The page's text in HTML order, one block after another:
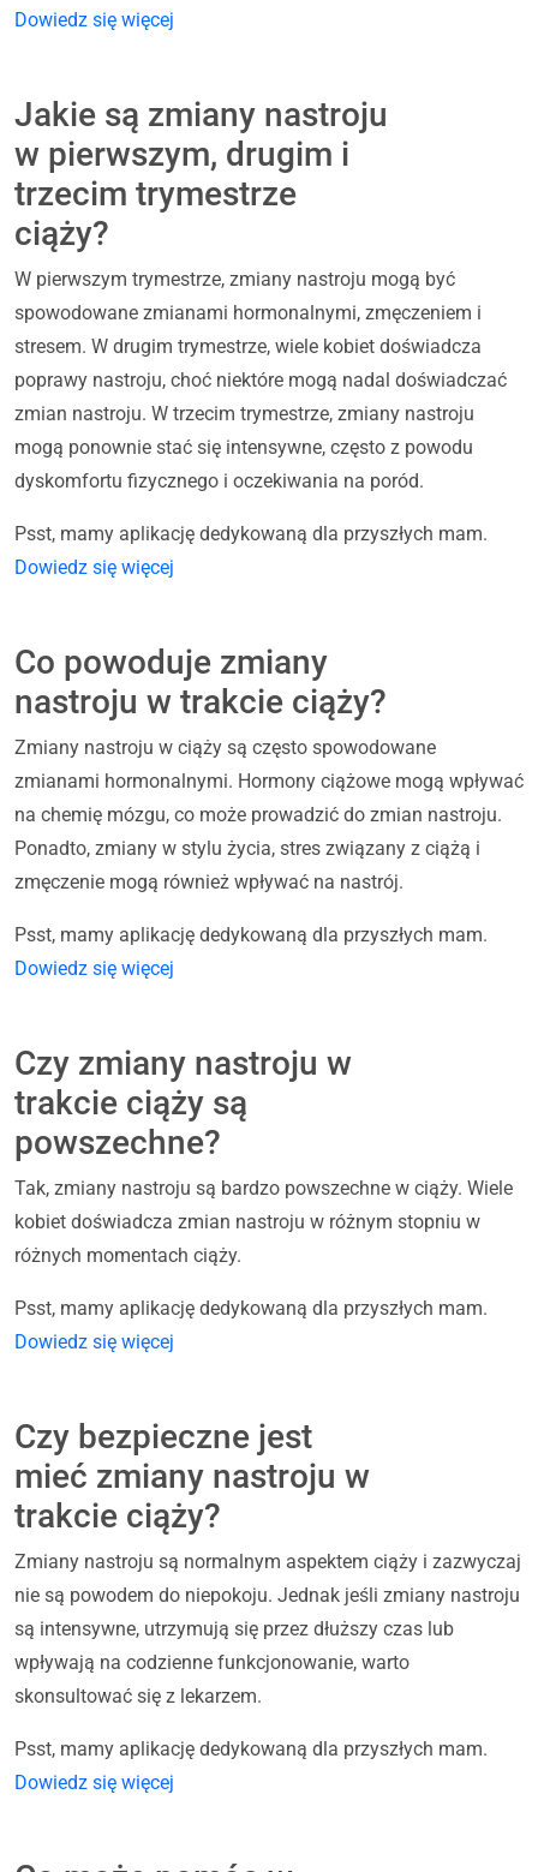
Dowiedz się więcej
Jakie są zmiany nastroju
w pierwszym, drugim i
trzecim trymestrze
ciąży?
W pierwszym trymestrze, zmiany nastroju mogą być
spowodowane zmianami hormonalnymi, zmęczeniem i
stresem. W drugim trymestrze, wiele kobiet doświadcza
poprawy nastroju, choć niektóre mogą nadal doświadczać
zmian nastroju. W trzecim trymestrze, zmiany nastroju
mogą ponownie stać się intensywne, często z powodu
dyskomfortu fizycznego i oczekiwania na poród.
Psst, mamy aplikację dedykowaną dla przyszłych mam.
Dowiedz się więcej
Co powoduje zmiany
nastroju w trakcie ciąży?
Zmiany nastroju w ciąży są często spowodowane
zmianami hormonalnymi. Hormony ciążowe mogą wpływać
na chemię mózgu, co może prowadzić do zmian nastroju.
Ponadto, zmiany w stylu życia, stres związany z ciążą i
zmęczenie mogą również wpływać na nastrój.
Psst, mamy aplikację dedykowaną dla przyszłych mam.
Dowiedz się więcej
Czy zmiany nastroju w
trakcie ciąży są
powszechne?
Tak, zmiany nastroju są bardzo powszechne w ciąży. Wiele
kobiet doświadcza zmian nastroju w różnym stopniu w
różnych momentach ciąży.
Psst, mamy aplikację dedykowaną dla przyszłych mam.
Dowiedz się więcej
Czy bezpieczne jest
mieć zmiany nastroju w
trakcie ciąży?
Zmiany nastroju są normalnym aspektem ciąży i zazwyczaj
nie są powodem do niepokoju. Jednak jeśli zmiany nastroju
są intensywne, utrzymują się przez dłuższy czas lub
wpływają na codzienne funkcjonowanie, warto
skonsultować się z lekarzem.
Psst, mamy aplikację dedykowaną dla przyszłych mam.
Dowiedz się więcej